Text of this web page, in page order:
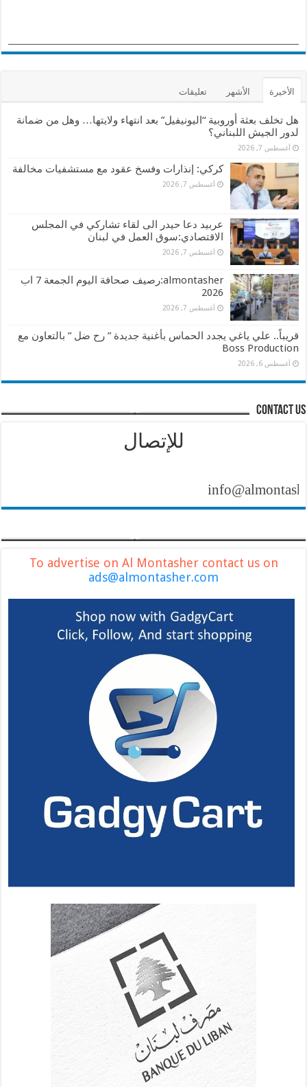
الأخيرة الأشهر تعليقات
هل تخلف بعثة أوروبية “اليونيفيل” بعد انتهاء ولايتها… وهل من ضمانة
لدور الجيش اللبناني؟
أغسطس 7, 2026
كركي: إنذارات وفسخ عقود مع مستشفيات مخالفة
أغسطس 7, 2026
عربيد دعا حيدر الى لقاء تشاركي في المجلس
الاقتصادي:سوق العمل في لبنان
أغسطس 7, 2026
almontasher:رصيف صحافة اليوم الجمعة 7 اب
2026
أغسطس 7, 2026
قريباً.. علي ياغي يجدد الحماس بأغنية جديدة ” رح ضل ” بالتعاون مع
Boss Production
أغسطس 6, 2026
contact us
للإتصال
info@almontasher.com
To advertise on Al Montasher contact us on
ads@almontasher.com